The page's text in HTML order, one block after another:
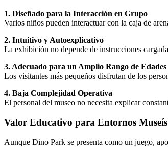
1. Diseñado para la Interacción en Grupo
Varios niños pueden interactuar con la caja de
2. Intuitivo y Autoexplicativo
La exhibición no depende de instrucciones
3. Adecuado para un Amplio Rango de Edades
Los visitantes más pequeños disfrutan de los
4. Baja Complejidad Operativa
El personal del museo no necesita explicar
Valor Educativo para Entornos
Aunque Dino Park se presenta como un juego,